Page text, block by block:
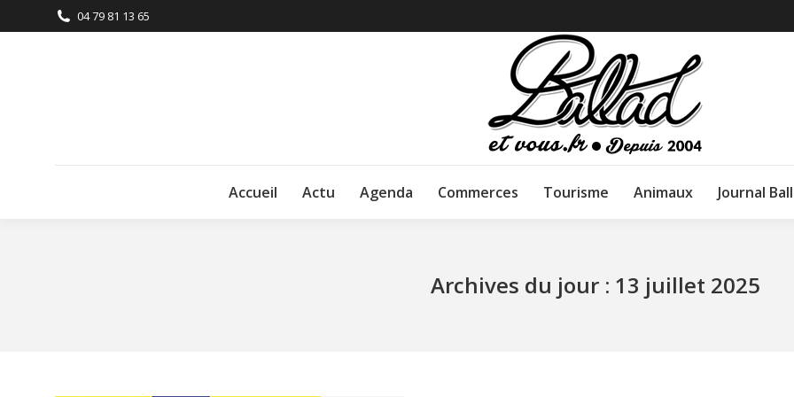
04 79 81 13 65
Accueil Actu Agenda Commerces Tourisme Animaux Journal
Archives du jour : 13 juillet 2025